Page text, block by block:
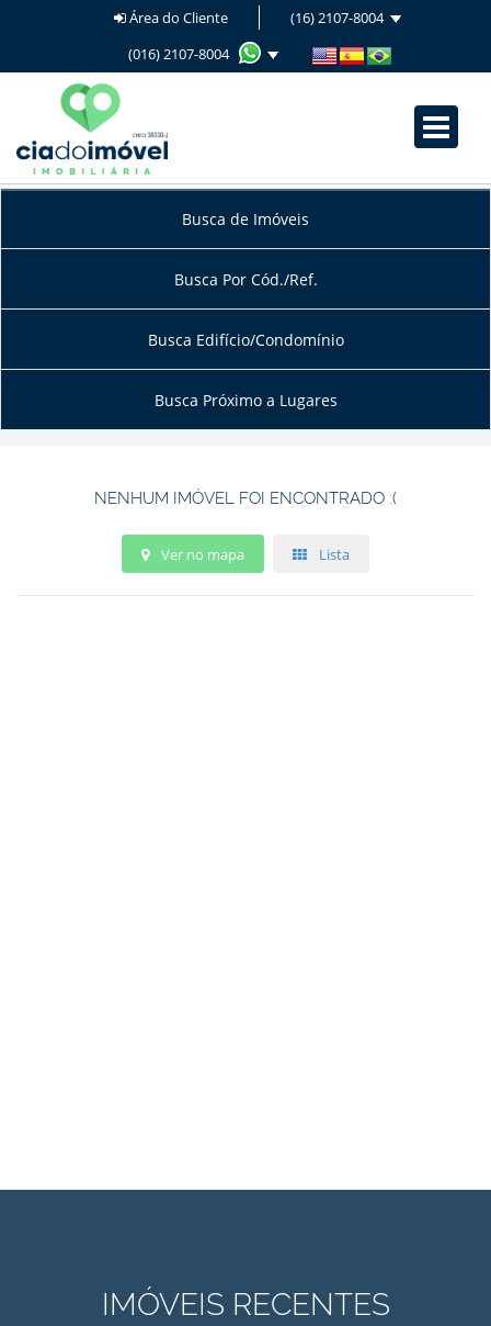
Área do Cliente
(16) 2107-8004
(016) 2107-8004
Busca de Imóveis
Busca Por Cód./Ref.
Busca Edifício/Condomínio
Busca Próximo a Lugares
NENHUM IMÓVEL FOI ENCONTRADO :(
Ver no mapa Lista
IMÓVEIS RECENTES